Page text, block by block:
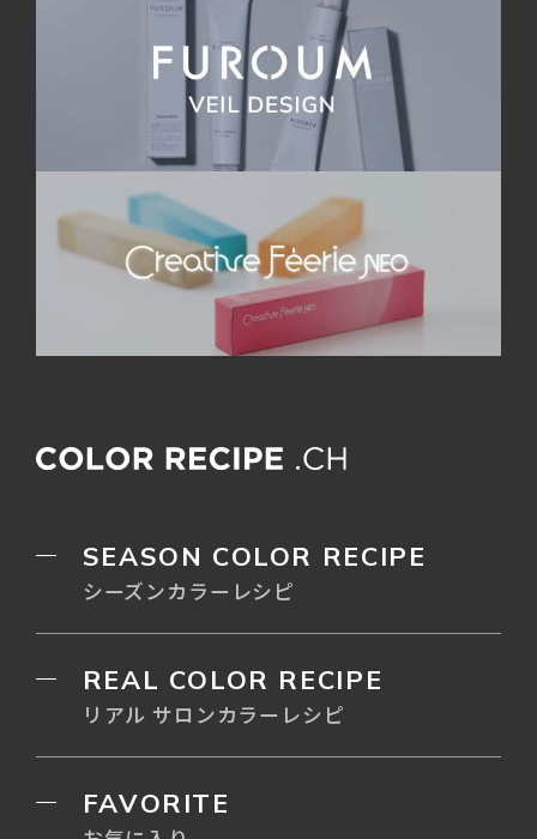
SEASON COLOR RECIPE
シーズンカラーレシピ
REAL COLOR RECIPE
リアル サロンカラーレシピ
FAVORITE